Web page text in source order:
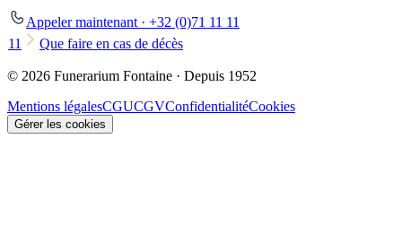
Appeler maintenant · +32 (0)71 11 11
11
Que faire en cas de décès
© 2026 Funerarium Fontaine · Depuis 1952
Mentions légalesCGUCGVConfidentialitéCookies
Gérer les cookies